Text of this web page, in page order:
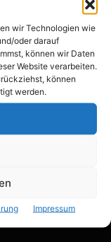
wir Technologien wie
oder darauf
können wir Daten
Website verarbeiten.
können
werden.
Impressum
Prof. Dr. Paul